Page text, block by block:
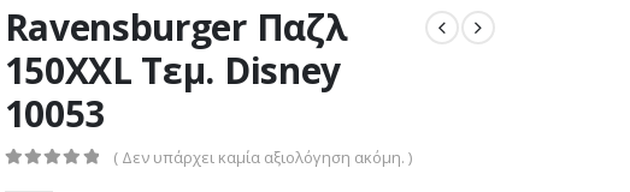
Ravensburger Παζλ
150XXL Τεμ. Disney
10053
( Δεν υπάρχει καμία αξιολόγηση ακόμη. )